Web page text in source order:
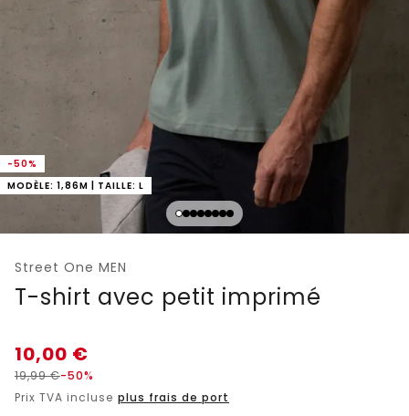
-50%
MODÈLE: 1,86M | TAILLE: L
Street One MEN
T-shirt avec petit imprimé
10,00 €
19,99€-50%
Prix TVA incluse plus frais de port